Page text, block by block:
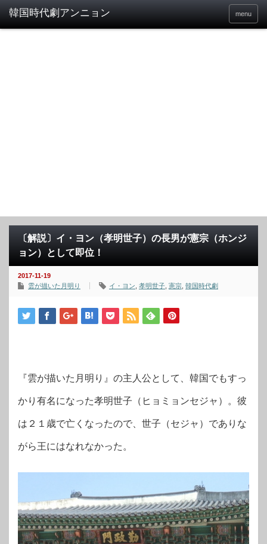
menu
〔解説〕イ・ヨン（孝明世子）の長男が憲宗（ホンジ
ョン）として即位！
2017-11-19
雲が描いた月明り
イ・ヨン 孝明世子 憲宗 韓国時代劇
『雲が描いた月明り』の主人公として、韓国でもすっ
かり有名になった孝明世子（ヒョミョンセジャ）。彼
は２１歳で亡くなったので、世子（セジャ）でありな
がら王にはなれなかった。